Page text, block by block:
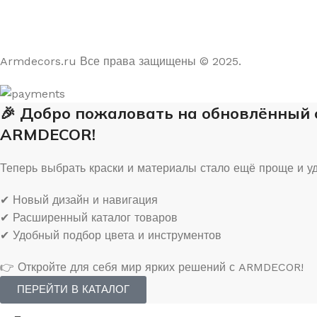
Armdecors.ru Все права защищены © 2025. ​
🎉 Добро пожаловать на обновлённый
ARMDECOR!
Теперь выбрать краски и материалы стало ещё проще и
✔ Новый дизайн и навигация
✔ Расширенный каталог товаров
✔ Удобный подбор цвета и инструментов
👉 Откройте для себя мир ярких решений с ARMDECOR!
ПЕРЕЙТИ В КАТАЛОГ